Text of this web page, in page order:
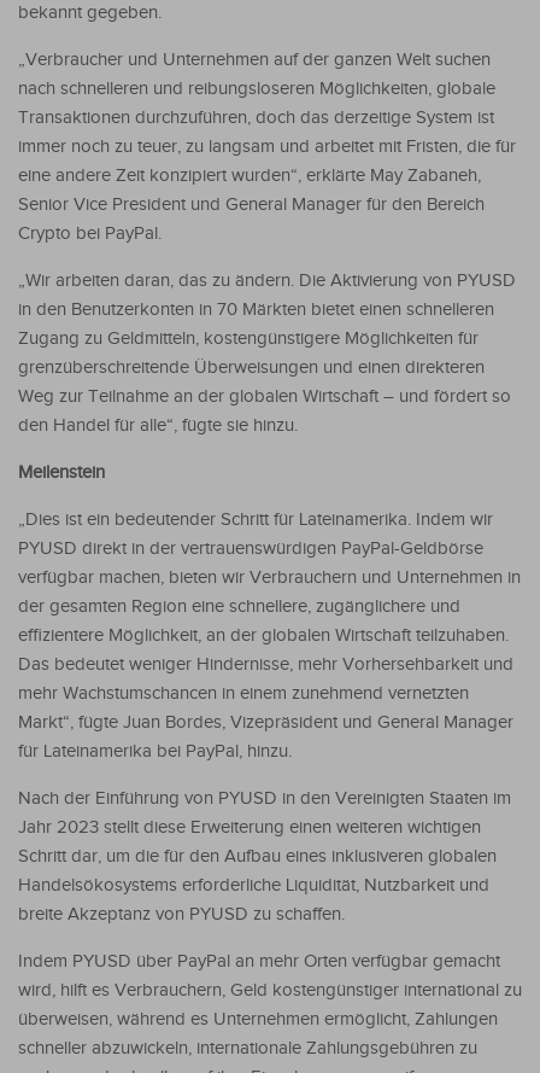
bekannt gegeben.
„Verbraucher und Unternehmen auf der ganzen Welt suchen
nach schnelleren und reibungsloseren Möglichkeiten, globale
Transaktionen durchzuführen, doch das derzeitige System ist
immer noch zu teuer, zu langsam und arbeitet mit Fristen, die für
eine andere Zeit konzipiert wurden“, erklärte May Zabaneh,
Senior Vice President und General Manager für den Bereich
Crypto bei PayPal.
„Wir arbeiten daran, das zu ändern. Die Aktivierung von PYUSD
in den Benutzerkonten in 70 Märkten bietet einen schnelleren
Zugang zu Geldmitteln, kostengünstigere Möglichkeiten für
grenzüberschreitende Überweisungen und einen direkteren
Weg zur Teilnahme an der globalen Wirtschaft – und fördert so
den Handel für alle“, fügte sie hinzu.
Meilenstein
„Dies ist ein bedeutender Schritt für Lateinamerika. Indem wir
PYUSD direkt in der vertrauenswürdigen PayPal-Geldbörse
verfügbar machen, bieten wir Verbrauchern und Unternehmen in
der gesamten Region eine schnellere, zugänglichere und
effizientere Möglichkeit, an der globalen Wirtschaft teilzuhaben.
Das bedeutet weniger Hindernisse, mehr Vorhersehbarkeit und
mehr Wachstumschancen in einem zunehmend vernetzten
Markt“, fügte Juan Bordes, Vizepräsident und General Manager
für Lateinamerika bei PayPal, hinzu.
Nach der Einführung von PYUSD in den Vereinigten Staaten im
Jahr 2023 stellt diese Erweiterung einen weiteren wichtigen
Schritt dar, um die für den Aufbau eines inklusiveren globalen
Handelsökosystems erforderliche Liquidität, Nutzbarkeit und
breite Akzeptanz von PYUSD zu schaffen.
Indem PYUSD über PayPal an mehr Orten verfügbar gemacht
wird, hilft es Verbrauchern, Geld kostengünstiger international zu
überweisen, während es Unternehmen ermöglicht, Zahlungen
schneller abzuwickeln, internationale Zahlungsgebühren zu